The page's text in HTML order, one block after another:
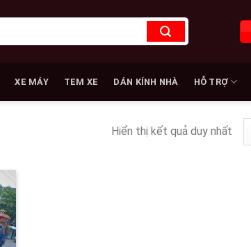
XE MÁY TEM XE DÁN KÍNH NHÀ HỖ TRỢ
Hiển thị kết quả duy nhất